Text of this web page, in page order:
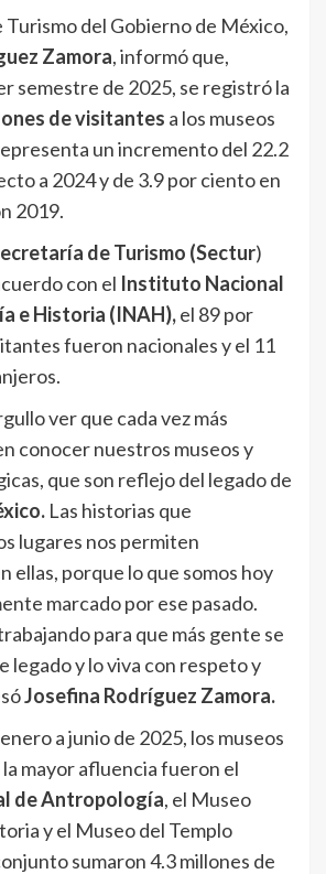
Turismo del Gobierno de México,
Zamora, informó que,
semestre de 2025, se registró la
de visitantes a los museos
un incremento del 22.2
a 2024 y de 3.9 por ciento en
2019.
de Turismo (Sectur)
con el Instituto Nacional
e Historia (INAH),el 89 por
fueron nacionales y el 11
ver que cada vez más
conocer nuestros museos y
que son reflejo del legado de
Las historias que
lugares nos permiten
ellas, porque lo que somos hoy
marcado por ese pasado.
para que más gente se
legado y lo viva con respeto y
Josefina Rodríguez Zamora.
a junio de 2025, los museos
mayor afluencia fueron el
de Antropología, el Museo
y el Museo del Templo
sumaron 4.3 millones de